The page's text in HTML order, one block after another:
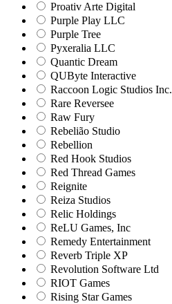
Proativ Arte Digital
Purple Play LLC
Purple Tree
Pyxeralia LLC
Quantic Dream
QUByte Interactive
Raccoon Logic Studios Inc.
Rare Reversee
Raw Fury
Rebelião Studio
Rebellion
Red Hook Studios
Red Thread Games
Reignite
Reiza Studios
Relic Holdings
ReLU Games, Inc
Remedy Entertainment
Reverb Triple XP
Revolution Software Ltd
RIOT Games
Rising Star Games